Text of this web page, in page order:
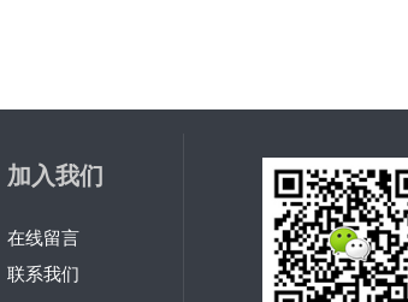
加入我们
在线留言
联系我们